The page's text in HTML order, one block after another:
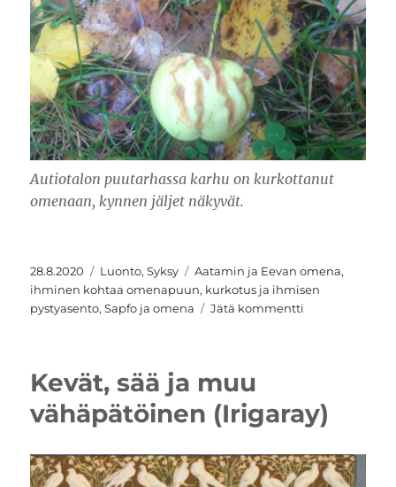
Autiotalon puutarhassa karhu on kurkottanut
omenaan, kynnen jäljet näkyvät.
Julkaistu
28.8.2020 Kategoriat
Luonto,Syksy Avainsanat
Aatamin ja Eevan omena,
ihminen kohtaa omenapuun, kurkotus ja ihmisen
pystyasento,Sapfo ja omena Jätä kommentti
Kevät, sää ja muu
vähäpätöinen (Irigaray)